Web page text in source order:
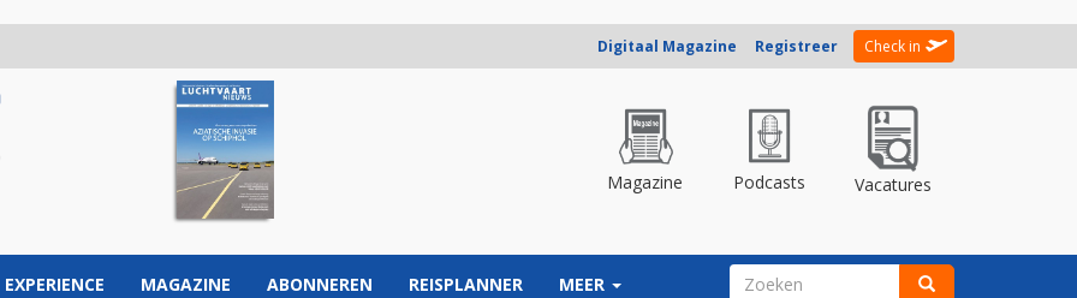
Digitaal Magazine Registreer Check in
Magazine Podcasts Vacatures
MAGAZINE ABONNEREN REISPLANNER MEER ZOEKVELD